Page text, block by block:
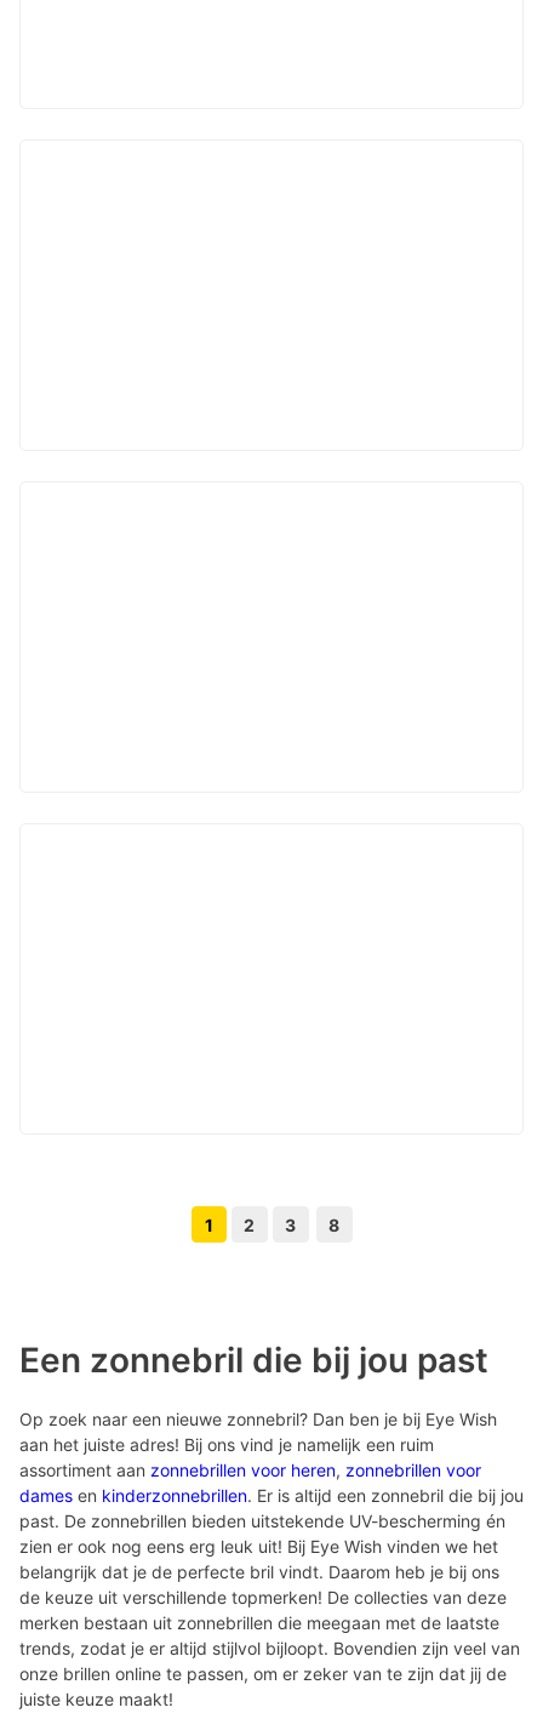
Vorige pagina knop
1 2 3 8
Een zonnebril die bij jou past
Op zoek naar een nieuwe zonnebril? Dan ben je bij Eye Wish
aan het juiste adres! Bij ons vind je namelijk een ruim
assortiment aan zonnebrillen voor heren, zonnebrillen voor
dames en kinderzonnebrillen. Er is altijd een zonnebril die bij jou
past. De zonnebrillen bieden uitstekende UV-bescherming én
zien er ook nog eens erg leuk uit! Bij Eye Wish vinden we het
belangrijk dat je de perfecte bril vindt. Daarom heb je bij ons
de keuze uit verschillende topmerken! De collecties van deze
merken bestaan uit zonnebrillen die meegaan met de laatste
trends, zodat je er altijd stijlvol bijloopt. Bovendien zijn veel van
onze brillen online te passen, om er zeker van te zijn dat jij de
juiste keuze maakt!